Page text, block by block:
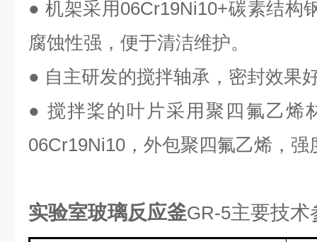
● 机架采用06Cr19Ni10+碳素结构
腐蚀性强，便于清洁维护。
● 自主研发的搅拌轴承，密封效果
● 搅拌桨的叶片采用聚四氟乙烯
06Cr19Ni10 ，外包聚四氟乙烯，
实验室玻璃反应釜GR-5主要技术